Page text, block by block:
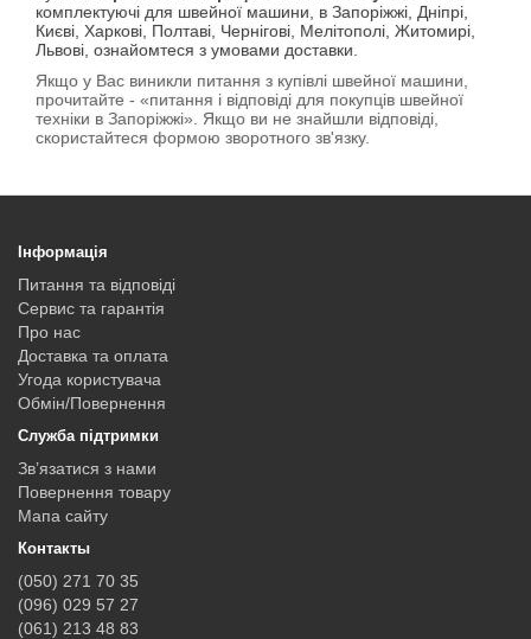
комплектуючі для швейної машини, в Запоріжжі, Дніпрі,
Києві, Харкові, Полтаві, Чернігові, Мелітополі, Житомирі,
Львові, ознайомтеся з умовами доставки.
Якщо у Вас виникли питання з купівлі швейної машини,
прочитайте - «питання і відповіді для покупців швейної
техніки в Запоріжжі». Якщо ви не знайшли відповіді,
скористайтеся формою зворотного зв'язку.
Інформація
Питання та відповіді
Сервис та гарантія
Про нас
Доставка та оплата
Угода користувача
Обмін/Повернення
Служба підтримки
Зв’язатися з нами
Повернення товару
Мапа сайту
Контакты
(050) 271 70 35
(096) 029 57 27
(061) 213 48 83